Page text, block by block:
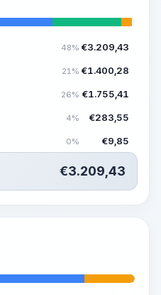
48% €3.209,43
21% €1.400,28
26% €1.755,41
4% €283,55
0% €9,85
€3.209,43